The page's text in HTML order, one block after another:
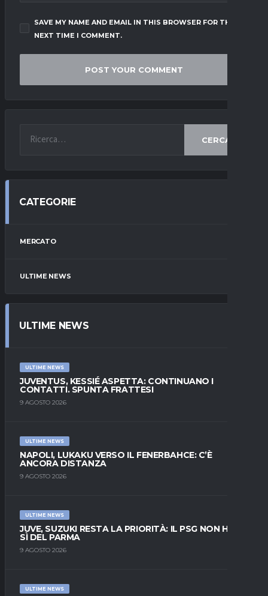
SAVE MY NAME AND EMAIL IN THIS BROWSER FOR THE
NEXT TIME I COMMENT.
CERCA
CATEGORIE
MERCATO
ULTIME NEWS
ULTIME NEWS
ULTIME NEWS
JUVENTUS, KESSIÉ ASPETTA: CONTINUANO I
CONTATTI. SPUNTA FRATTESI
9 AGOSTO 2026
ULTIME NEWS
NAPOLI, LUKAKU VERSO IL FENERBAHCE: C’È
ANCORA DISTANZA
9 AGOSTO 2026
ULTIME NEWS
JUVE, SUZUKI RESTA LA PRIORITÀ: IL PSG NON HA IL
SÌ DEL PARMA
9 AGOSTO 2026
ULTIME NEWS